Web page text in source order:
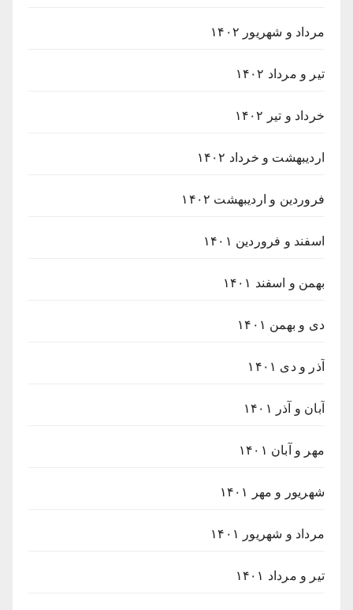
مرداد و شهریور ۱۴۰۲
تیر و مرداد ۱۴۰۲
خرداد و تیر ۱۴۰۲
اردیبهشت و خرداد ۱۴۰۲
فروردین و اردیبهشت ۱۴۰۲
اسفند و فروردین ۱۴۰۱
بهمن و اسفند ۱۴۰۱
دی و بهمن ۱۴۰۱
آذر و دی ۱۴۰۱
آبان و آذر ۱۴۰۱
مهر و آبان ۱۴۰۱
شهریور و مهر ۱۴۰۱
مرداد و شهریور ۱۴۰۱
تیر و مرداد ۱۴۰۱